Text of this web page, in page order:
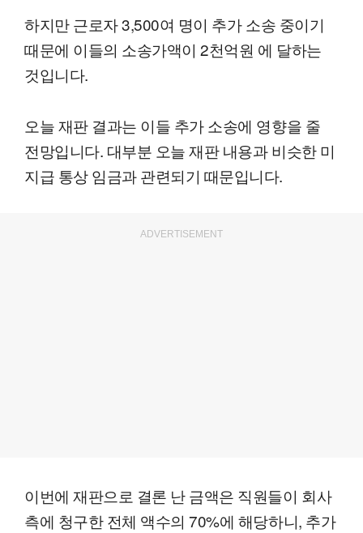
하지만 근로자 3,500여 명이 추가 소송 중이기
때문에 이들의 소송가액이 2천억원 에 달하는
것입니다.
오늘 재판 결과는 이들 추가 소송에 영향을 줄
전망입니다. 대부분 오늘 재판 내용과 비슷한 미
지급 통상 임금과 관련되기 때문입니다.
ADVERTISEMENT
이번에 재판으로 결론 난 금액은 직원들이 회사
측에 청구한 전체 액수의 70%에 해당하니, 추가